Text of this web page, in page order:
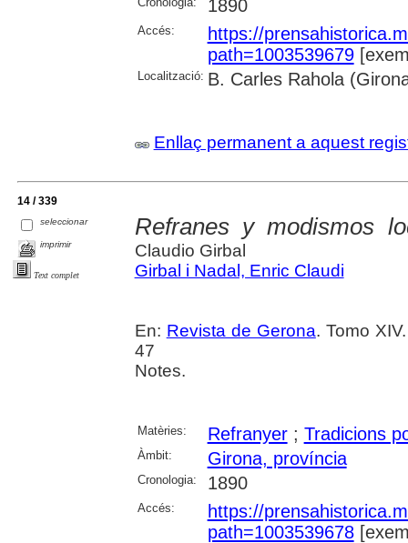
1890
Accés:
https://
path=1003539679
Localització: B. Carles Rahola
Enllaç permanent a aquest
14 / 339
seleccionar
imprimir
Text complet
Refranes y modismos
Claudio Girbal
Girbal i Nadal, Enric Claudi
En: Revista de Gerona. Tomo
47
Notes.
Matèries: Refranyer; Tradicions
Àmbit: Girona, província
Cronologia: 1890
Accés:
https://
path=1003539678